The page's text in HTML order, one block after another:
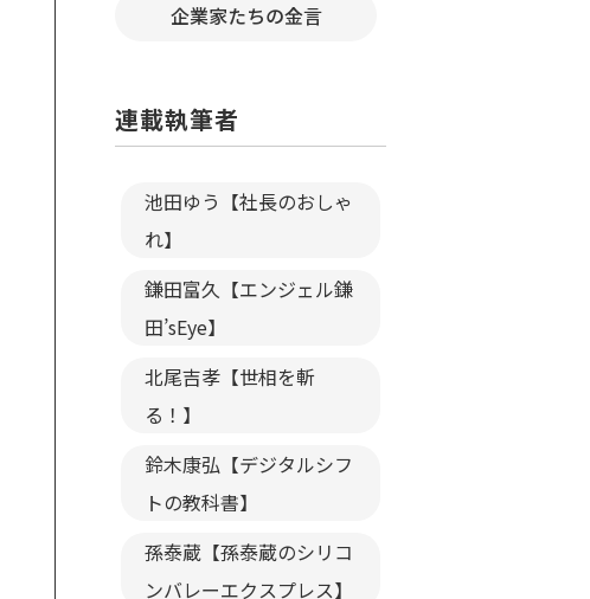
企業家たちの金言
連載執筆者
池田ゆう【社長のおしゃ
れ】
鎌田富久【エンジェル鎌
田’sEye】
北尾吉孝【世相を斬
る！】
鈴木康弘【デジタルシフ
トの教科書】
孫泰蔵【孫泰蔵のシリコ
ンバレーエクスプレス】